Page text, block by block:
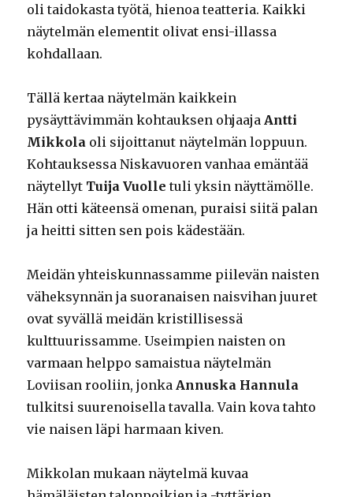
oli taidokasta työtä, hienoa teatteria. Kaikki
näytelmän elementit olivat ensi-illassa
kohdallaan.
Tällä kertaa näytelmän kaikkein
pysäyttävimmän kohtauksen ohjaaja Antti
Mikkola oli sijoittanut näytelmän loppuun.
Kohtauksessa Niskavuoren vanhaa emäntää
näytellyt Tuija Vuolle tuli yksin näyttämölle.
Hän otti käteensä omenan, puraisi siitä palan
ja heitti sitten sen pois kädestään.
Meidän yhteiskunnassamme piilevän naisten
väheksynnän ja suoranaisen naisvihan juuret
ovat syvällä meidän kristillisessä
kulttuurissamme. Useimpien naisten on
varmaan helppo samaistua näytelmän
Loviisan rooliin, jonka Annuska Hannula
tulkitsi suurenoisella tavalla. Vain kova tahto
vie naisen läpi harmaan kiven.
Mikkolan mukaan näytelmä kuvaa